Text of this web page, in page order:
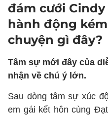
đám cưới Cindy
hành động
chuyện gì đây?
Tâm sự mới đây của
nhận về chú ý lớn.
Sau dòng tâm sự xúc
em gái kết hôn cùng